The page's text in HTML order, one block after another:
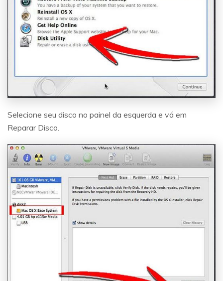
Selecione seu disco no painel da esquerda e vá em
Reparar Disco.